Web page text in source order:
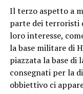
Il terzo aspetto a
parte dei terroristi
loro interesse,
la base militare di
piazzata la base di
consegnati per la
obbiettivo ci